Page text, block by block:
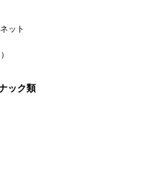
ット
ック類